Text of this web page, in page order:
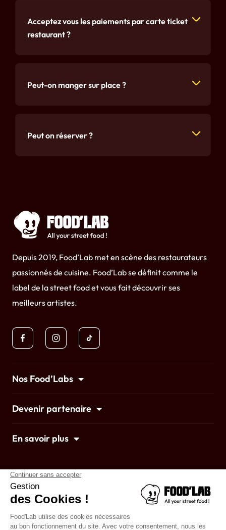
Acceptez vous les paiements par carte ticket
restaurant ?
Peut-on manger sur place ?
Peut on réserver ?
Depuis 2019, Food’Lab met en scène des restaurateurs
passionnés de cuisine. Food’Lab se définit comme le
label de la street food et vous fait découvrir ses
meilleurs artistes.
Nos Food’Labs
Devenir partenaire
En savoir plus
Accueil
Mentions légales